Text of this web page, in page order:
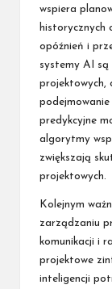
wspiera
historycznych
opóźnień i
systemy AI są
projektowych,
predykcyjne
algorytmy
zwiększają
projektowych.
Kolejnym
zarządzaniu
komunikacji i
projektowe
inteligencji